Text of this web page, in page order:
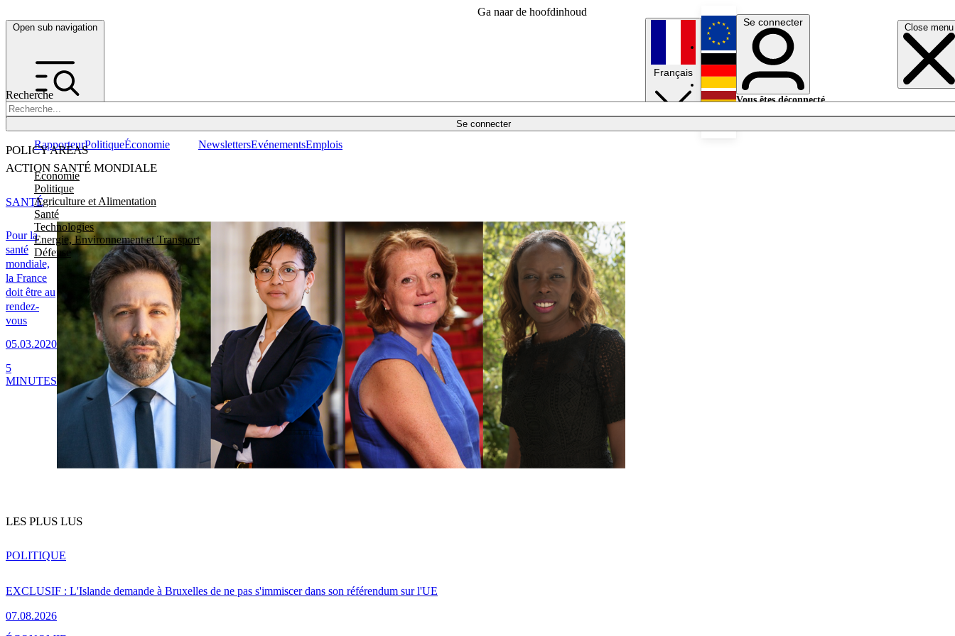
Ga naar de hoofdinhoud
Open sub navigation Close menu
Recherche
Se connecter
POLICY AREAS
Economie
Politique
Agriculture et Alimentation
Santé
Technologies
Energie, Environnement et Transport
Défense
RapporteurPolitiqueÉconomie NewslettersEvénementsEmplois
Français
English
Deutsch
Se connecter
Vous êtes déconnecté.
ACTION SANTÉ MONDIALE
Pour la
santé
mondiale,
la France
doit être au
rendez-
vous
05.03.2020
SANTÉ
5
MINUTES
LES PLUS LUS
EXCLUSIF : L'Islande demande à Bruxelles de ne pas s'immiscer dans son référendum sur l'UE
07.08.2026
POLITIQUE